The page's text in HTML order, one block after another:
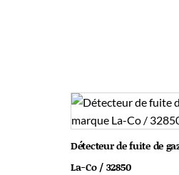
Détecteur de fuite de
La-Co / 32850